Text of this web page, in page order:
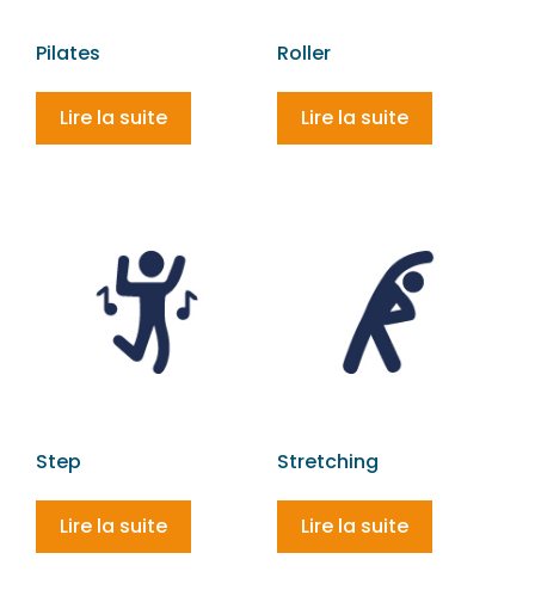
Pilates
Lire la suite
Roller
Lire la suite
Step
Lire la suite
Stretching
Lire la suite